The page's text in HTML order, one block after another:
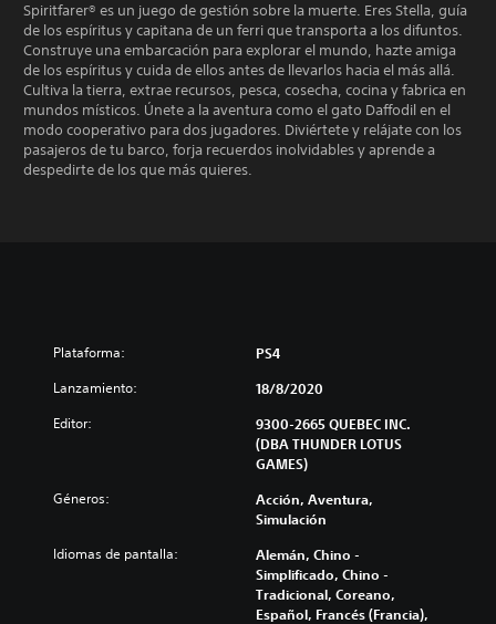
Spiritfarer® es un juego de gestión sobre la muerte. Eres Stella, guía
de los espíritus y capitana de un ferri que transporta a los difuntos.
Construye una embarcación para explorar el mundo, hazte amiga
de los espíritus y cuida de ellos antes de llevarlos hacia el más allá.
Cultiva la tierra, extrae recursos, pesca, cosecha, cocina y fabrica en
mundos místicos. Únete a la aventura como el gato Daffodil en el
modo cooperativo para dos jugadores. Diviértete y relájate con los
pasajeros de tu barco, forja recuerdos inolvidables y aprende a
despedirte de los que más quieres.
Plataforma: PS4
Lanzamiento: 18/8/2020
Editor:
9300-2665 QUEBEC INC.
(DBA THUNDER LOTUS
GAMES)
Géneros:
Acción, Aventura,
Simulación
Idiomas de pantalla:
Alemán, Chino -
Simplificado, Chino -
Tradicional, Coreano,
Español, Francés (Francia),